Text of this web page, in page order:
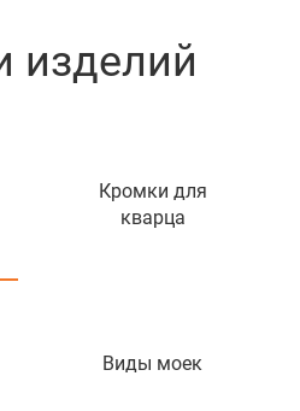
изделий
Кромки для
кварца
Виды моек